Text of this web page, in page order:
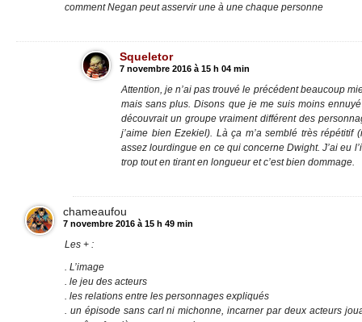
comment Negan peut asservir une à une chaque personne
Squeletor
7 novembre 2016 à 15 h 04 min
Attention, je n’ai pas trouvé le précédent beaucoup
mais sans plus. Disons que je me suis moins
découvrait un groupe vraiment différent des
j’aime bien Ezekiel). Là ça m’a semblé très répétitif
assez lourdingue en ce qui concerne Dwight. J’ai eu
trop tout en tirant en longueur et c’est bien dommage.
chameaufou
7 novembre 2016 à 15 h 49 min
Les + :
. L’image
. le jeu des acteurs
. les relations entre les personnages expliqués
. un épisode sans carl ni michonne, incarner par deux acteurs